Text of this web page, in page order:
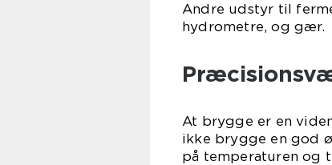
Andre udstyr til
hydrometre, og gær.
At brygge er en
ikke brygge en god
på temperaturen og